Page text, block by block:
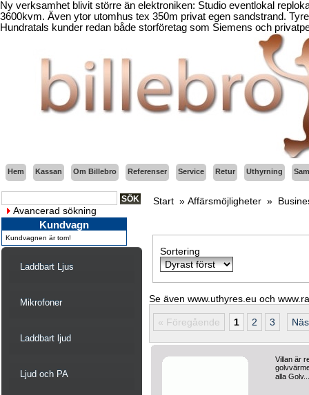
Ny verksamhet blivit större än elektroniken: Studio eventlokal
3600kvm. Även ytor utomhus tex 350m privat egen sandstrand.
Hundratals kunder redan både storföretag som Siemens och
Hem Kassan Om Billebro Referenser Service Retur Uthyrning
Avancerad sökning
Kundvagn
Kundvagnen är tom!
Laddbart Ljus
Mikrofoner
Laddbart ljud
Ljud och PA
Start » Affärsmöjligheter »
Sortering
Se även www.uthyres.eu och
« Föregående 1 2 3
Villan är
alla